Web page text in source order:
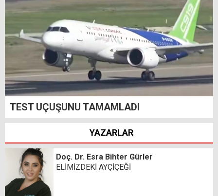
TEST UÇUŞUNU TAMAMLADI
YAZARLAR
Doç. Dr. Esra Bihter Gürler
ELİMİZDEKİ AYÇİÇEĞİ